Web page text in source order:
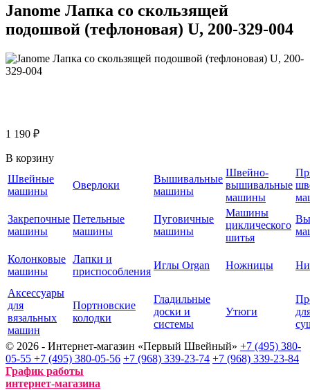
Janome Лапка со скользящей
подошвой (тефлоновая) U, 200-329-004
1 190 ₽
В корзину
Швейные
машины
Оверлоки
Вышивальные
машины
Швейно-
вышивальные
машины
Закрепочные
машины
Петельные
машины
Пуговичные
машины
Машины
циклического
шитья
Колонковые
машины
Лапки и
приспособления
Иглы Organ Ножницы
Аксессуары
для
вязальных
машин
Портновские
колодки
Гладильные
доски и
системы
Утюги
© 2026 - Интернет-магазин «Первый Швейный» +7 (495) 380-
05-55 +7 (495) 380-05-56 +7 (968) 339-23-74 +7 (968) 339-23-84
График работы
интернет-магазина